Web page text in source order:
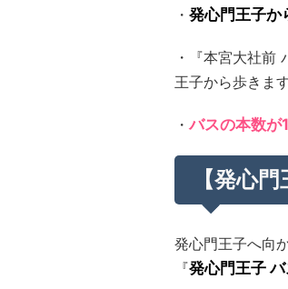
・ 発心門王子か
・『本宮大社前
王子から歩きま
・バスの本数が
【発心
発心門王子へ向
『発心門王子